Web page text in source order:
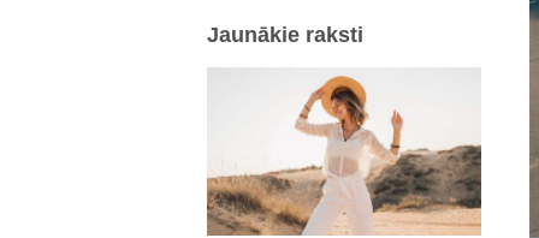
Jaunākie raksti